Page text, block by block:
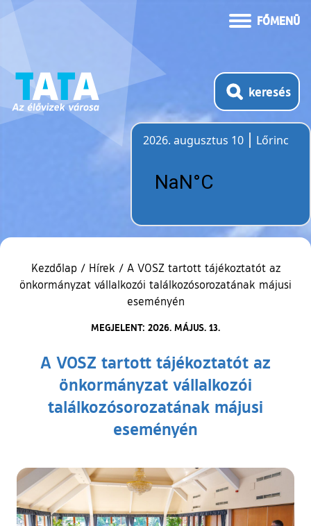
FŐMENÜ
keresés
2026. augusztus 10
Lőrinc
Kezdőlap / Hírek / A VOSZ tartott tájékoztatót az
önkormányzat vállalkozói találkozósorozatának májusi
eseményén
MEGJELENT: 2026. MÁJUS. 13.
A VOSZ tartott tájékoztatót az
önkormányzat vállalkozói
találkozósorozatának májusi
eseményén